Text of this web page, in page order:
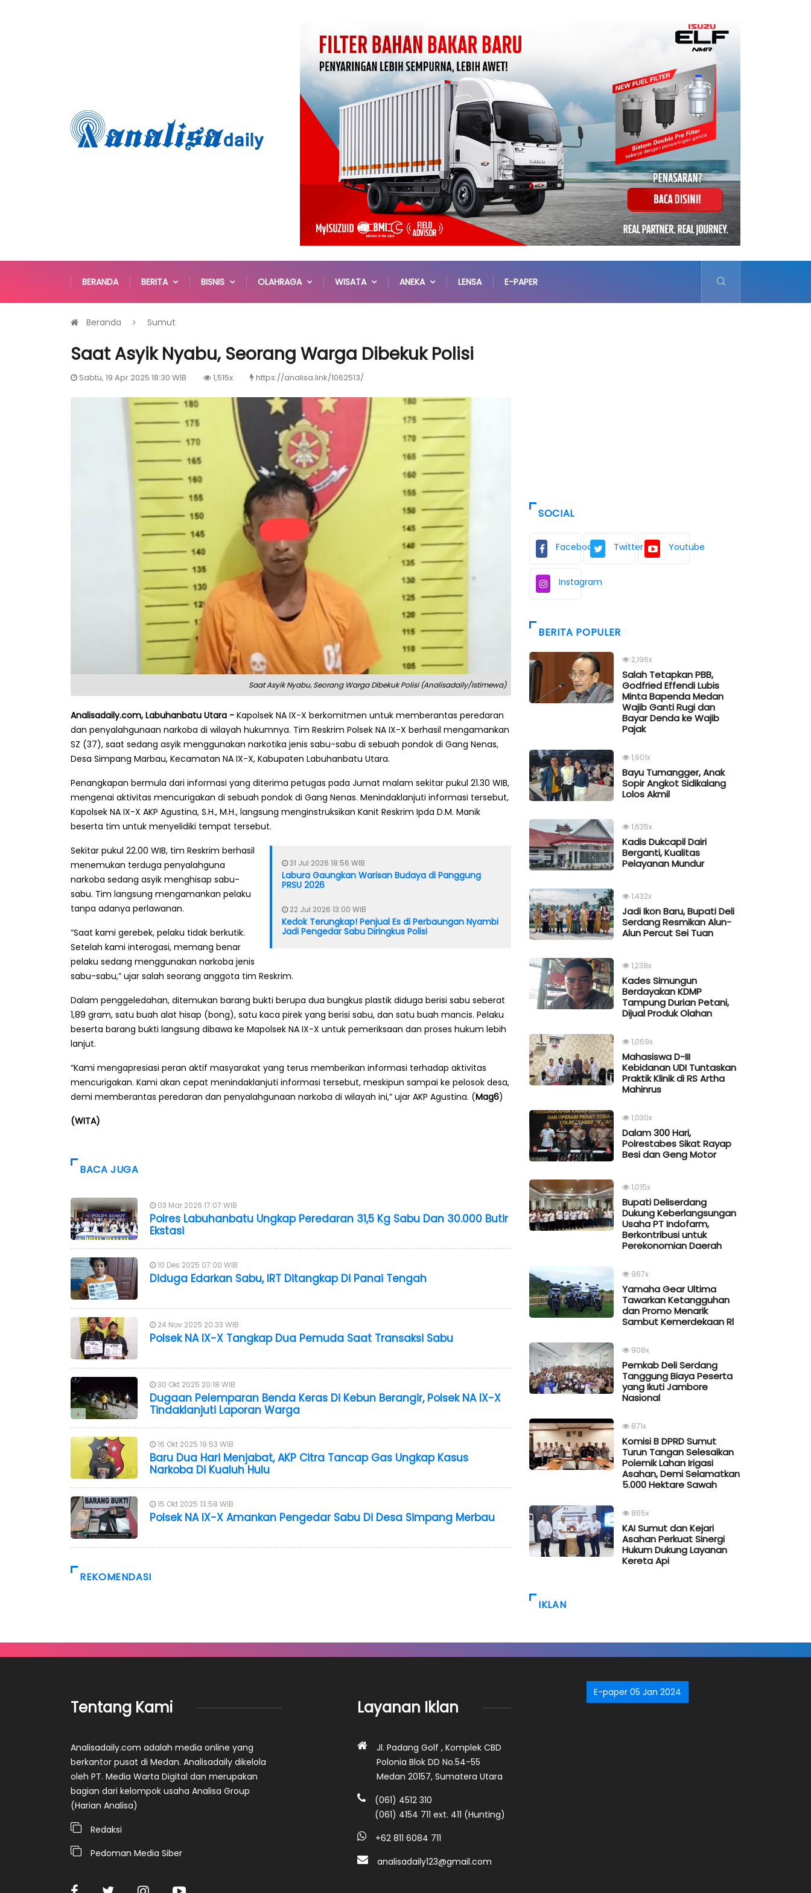
BERANDA BERITA BISNIS OLAHRAGA WISATA ANEKA LENSA E-PAPER
Beranda Sumut
Saat Asyik Nyabu, Seorang Warga Dibekuk Polisi
Sabtu, 19 Apr 2025 18:30 WIB 1,515x https://analisa.link/1062513/
Saat Asyik Nyabu, Seorang Warga Dibekuk Polisi (Analisadaily/Istimewa)
Analisadaily.com, Labuhanbatu Utara - Kapolsek NA IX-X berkomitmen untuk memberantas peredaran
dan penyalahgunaan narkoba di wilayah hukumnya. Tim Reskrim Polsek NA IX-X berhasil mengamankan
SZ (37), saat sedang asyik menggunakan narkotika jenis sabu-sabu di sebuah pondok di Gang Nenas,
Desa Simpang Marbau, Kecamatan NA IX-X, Kabupaten Labuhanbatu Utara.
Penangkapan bermula dari informasi yang diterima petugas pada Jumat malam sekitar pukul 21.30 WIB,
mengenai aktivitas mencurigakan di sebuah pondok di Gang Nenas. Menindaklanjuti informasi tersebut,
Kapolsek NA IX-X AKP Agustina, S.H., M.H., langsung menginstruksikan Kanit Reskrim Ipda D.M. Manik
beserta tim untuk menyelidiki tempat tersebut.
31 Jul 2026 18:56 WIB
Labura Gaungkan Warisan Budaya di Panggung
PRSU 2026
22 Jul 2026 13:00 WIB
Kedok Terungkap! Penjual Es di Perbaungan Nyambi
Jadi Pengedar Sabu Diringkus Polisi
Sekitar pukul 22.00 WIB, tim Reskrim berhasil
menemukan terduga penyalahguna
narkoba sedang asyik menghisap sabu-
sabu. Tim langsung mengamankan pelaku
tanpa adanya perlawanan.
“Saat kami gerebek, pelaku tidak berkutik.
Setelah kami interogasi, memang benar
pelaku sedang menggunakan narkoba jenis
sabu-sabu,” ujar salah seorang anggota tim Reskrim.
Dalam penggeledahan, ditemukan barang bukti berupa dua bungkus plastik diduga berisi sabu seberat
1,89 gram, satu buah alat hisap (bong), satu kaca pirek yang berisi sabu, dan satu buah mancis. Pelaku
beserta barang bukti langsung dibawa ke Mapolsek NA IX-X untuk pemeriksaan dan proses hukum lebih
lanjut.
“Kami mengapresiasi peran aktif masyarakat yang terus memberikan informasi terhadap aktivitas
mencurigakan. Kami akan cepat menindaklanjuti informasi tersebut, meskipun sampai ke pelosok desa,
demi memberantas peredaran dan penyalahgunaan narkoba di wilayah ini,” ujar AKP Agustina. (Mag6)
(WITA)
BACA JUGA
03 Mar 2026 17:07 WIB
Polres Labuhanbatu Ungkap Peredaran 31,5 Kg Sabu Dan 30.000 Butir
Ekstasi
10 Des 2025 07:00 WIB
Diduga Edarkan Sabu, IRT Ditangkap Di Panai Tengah
24 Nov 2025 20:33 WIB
Polsek NA IX-X Tangkap Dua Pemuda Saat Transaksi Sabu
30 Okt 2025 20:18 WIB
Dugaan Pelemparan Benda Keras Di Kebun Berangir, Polsek NA IX-X
Tindaklanjuti Laporan Warga
16 Okt 2025 19:53 WIB
Baru Dua Hari Menjabat, AKP Citra Tancap Gas Ungkap Kasus
Narkoba Di Kualuh Hulu
15 Okt 2025 13:58 WIB
Polsek NA IX-X Amankan Pengedar Sabu Di Desa Simpang Merbau
REKOMENDASI
SOCIAL
Facebook Twitter Youtube
Instagram
BERITA POPULER
2,196x
Salah Tetapkan PBB,
Godfried Effendi Lubis
Minta Bapenda Medan
Wajib Ganti Rugi dan
Bayar Denda ke Wajib
Pajak
1,901x
Bayu Tumangger, Anak
Sopir Angkot Sidikalang
Lolos Akmil
1,635x
Kadis Dukcapil Dairi
Berganti, Kualitas
Pelayanan Mundur
1,432x
Jadi Ikon Baru, Bupati Deli
Serdang Resmikan Alun-
Alun Percut Sei Tuan
1,238x
Kades Simungun
Berdayakan KDMP
Tampung Durian Petani,
Dijual Produk Olahan
1,069x
Mahasiswa D-III
Kebidanan UDI Tuntaskan
Praktik Klinik di RS Artha
Mahinrus
1,030x
Dalam 300 Hari,
Polrestabes Sikat Rayap
Besi dan Geng Motor
1,015x
Bupati Deliserdang
Dukung Keberlangsungan
Usaha PT Indofarm,
Berkontribusi untuk
Perekonomian Daerah
967x
Yamaha Gear Ultima
Tawarkan Ketangguhan
dan Promo Menarik
Sambut Kemerdekaan Rl
908x
Pemkab Deli Serdang
Tanggung Biaya Peserta
yang Ikuti Jambore
Nasional
871x
Komisi B DPRD Sumut
Turun Tangan Selesaikan
Polemik Lahan Irigasi
Asahan, Demi Selamatkan
5.000 Hektare Sawah
865x
KAI Sumut dan Kejari
Asahan Perkuat Sinergi
Hukum Dukung Layanan
Kereta Api
IKLAN
Tentang Kami
Analisadaily.com adalah media online yang
berkantor pusat di Medan. Analisadaily dikelola
oleh PT. Media Warta Digital dan merupakan
bagian dari kelompok usaha Analisa Group
(Harian Analisa)
Redaksi
Pedoman Media Siber
Layanan Iklan
Jl. Padang Golf , Komplek CBD
Polonia Blok DD No.54-55
Medan 20157, Sumatera Utara
(061) 4512 310
(061) 4154 711 ext. 411 (Hunting)
+62 811 6084 711
analisadaily123@gmail.com
E-paper 05 Jan 2024